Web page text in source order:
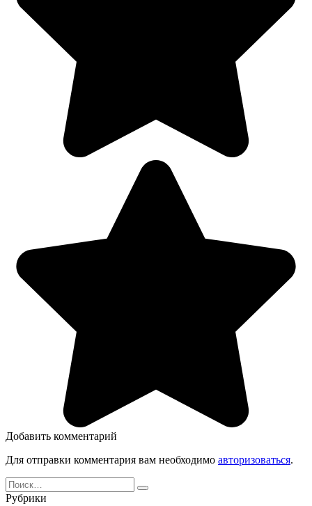
Добавить комментарий
Для отправки комментария вам необходимо авторизоваться.
Search
for:
Рубрики